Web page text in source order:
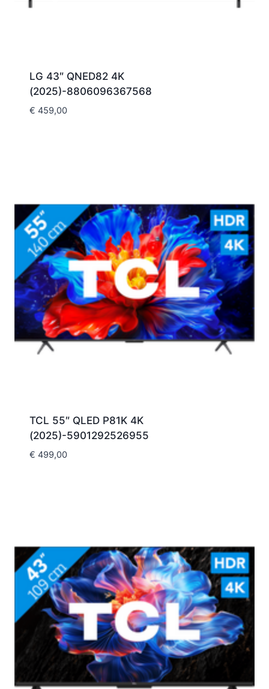
LG 43″ QNED82 4K
(2025)-8806096367568
€ 459,00
TCL 55″ QLED P81K 4K
(2025)-5901292526955
€ 499,00